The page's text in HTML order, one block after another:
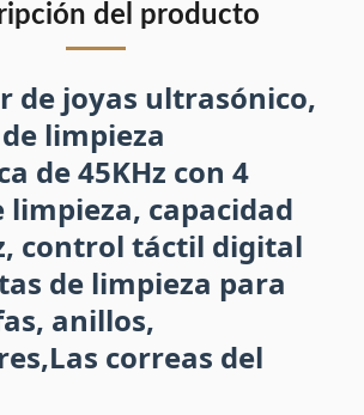
del producto
de joyas ultrasónico,
limpieza
de 45KHz con 4
limpieza, capacidad
control táctil digital
de limpieza para
anillos,
correas del